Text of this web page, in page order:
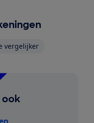
vergelijker
ook